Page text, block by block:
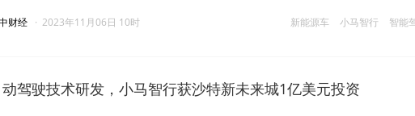
新能源车 小马智行 智能
财经 · 2023年11月06日 10时
驾驶技术研发，小马智行获沙特新未来城1亿美元投资